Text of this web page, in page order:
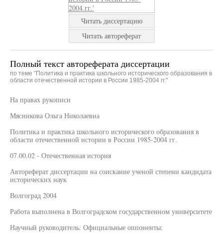
Читать диссертацию
Читать автореферат
Полный текст автореферата диссертации
по теме "Политика и практика школьного исторического образования в
области отечественной истории в России 1985-2004 гг."
На правах рукописи
Мясникова Ольга Николаевна
Политика и практика школьного исторического образования в
области отечественной истории в России 1985-2004 гг.
07.00.02 - Отечественная история
Автореферат диссертации на соискание ученой степени кандидата
исторических наук
Волгоград 2004
Работа выполнена в Волгоградском государственном университете
Научный руководитель: Официальные оппоненты: